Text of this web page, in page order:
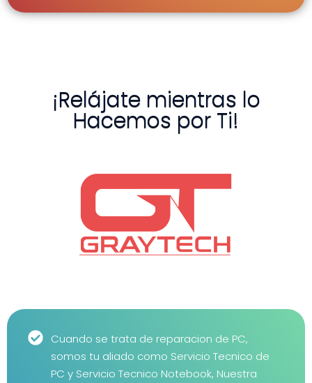
¡Relájate mientras lo
Hacemos por Ti!
Cuando se trata de reparacion de PC,
somos tu aliado como Servicio Tecnico de
PC y Servicio Tecnico Notebook, Nuestra